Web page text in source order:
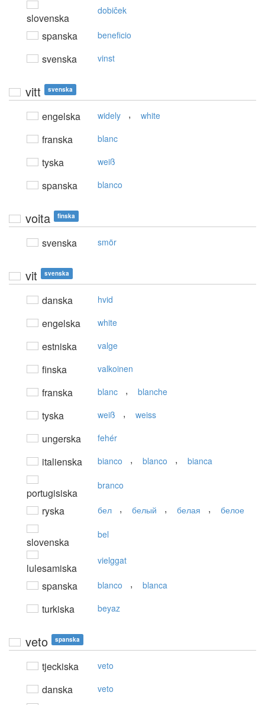
slovenska
dobiček
spanska beneficio
svenska vinst
vitt svenska
engelska widely , white
franska blanc
tyska weiß
spanska blanco
voita finska
svenska smör
vit svenska
danska hvid
engelska white
estniska valge
finska valkoinen
franska blanc , blanche
tyska weiß , weiss
ungerska fehér
italienska bianco , blanco , bianca
portugisiska
branco
ryska бел , белый , белая , белое
slovenska
bel
lulesamiska
vielggat
spanska blanco , blanca
turkiska beyaz
veto spanska
tjeckiska veto
danska veto